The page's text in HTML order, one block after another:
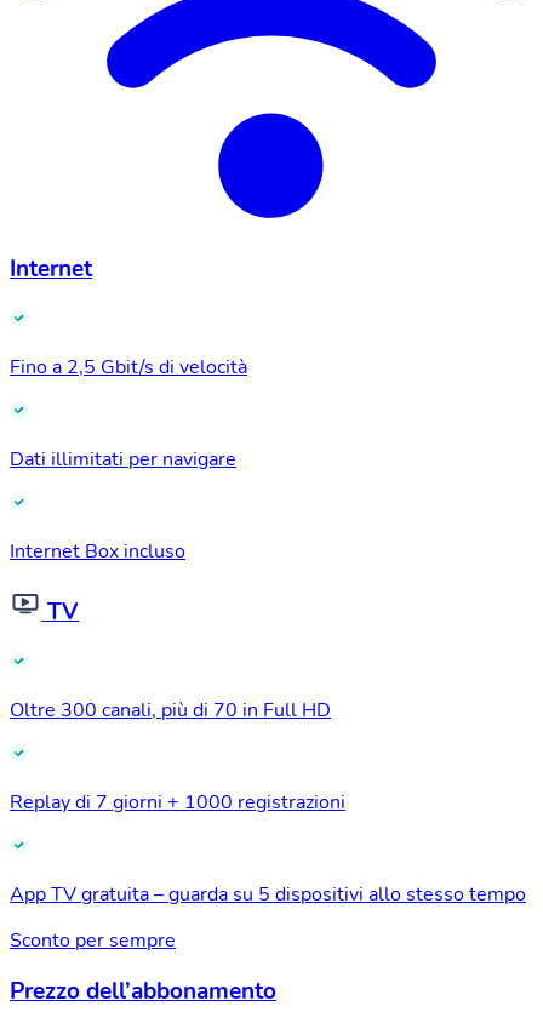
Internet
Fino a 2,5 Gbit/s di velocità
Dati illimitati per navigare
Internet Box incluso
TV
Oltre 300 canali, più di 70 in Full HD
Replay di 7 giorni + 1000 registrazioni
App TV gratuita – guarda su 5 dispositivi allo stesso tempo
Sconto per sempre
Prezzo dell’abbonamento